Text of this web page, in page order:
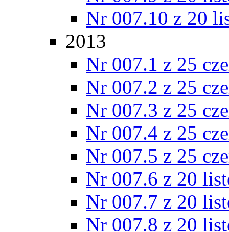
Nr 007.10 z 20
2013
Nr 007.1 z 25
Nr 007.2 z 25
Nr 007.3 z 25
Nr 007.4 z 25
Nr 007.5 z 25
Nr 007.6 z 20
Nr 007.7 z 20
Nr 007.8 z 20